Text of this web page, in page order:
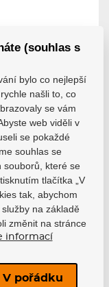
doporučíme
(souhlas s
bylo co nejlepší
našli to, co
se vám
web viděli v
se pokaždé
souhlas se
souborů, které se
tlačítka „V
tak, abychom
na základě
změnit na stránce
informací
V pořádku